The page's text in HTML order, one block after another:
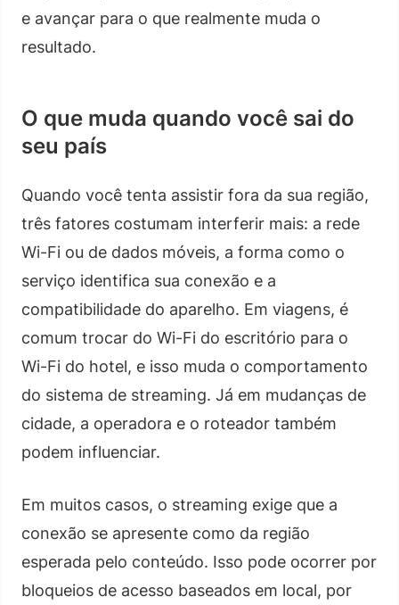
e avançar para o que realmente muda o
resultado.
O que muda quando você sai do
seu país
Quando você tenta assistir fora da sua região,
três fatores costumam interferir mais: a rede
Wi-Fi ou de dados móveis, a forma como o
serviço identifica sua conexão e a
compatibilidade do aparelho. Em viagens, é
comum trocar do Wi-Fi do escritório para o
Wi-Fi do hotel, e isso muda o comportamento
do sistema de streaming. Já em mudanças de
cidade, a operadora e o roteador também
podem influenciar.
Em muitos casos, o streaming exige que a
conexão se apresente como da região
esperada pelo conteúdo. Isso pode ocorrer por
bloqueios de acesso baseados em local, por